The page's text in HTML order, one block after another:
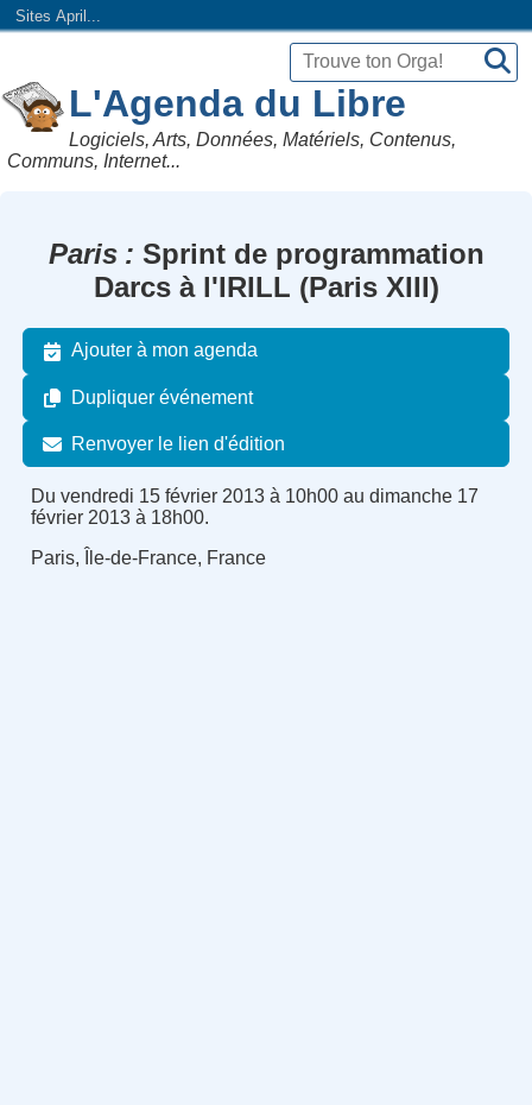
Sites April...
L'Agenda du Libre
Logiciels, Arts, Données, Matériels, Contenus,
Communs, Internet...
Paris
Sprint de programmation
Darcs à l'IRILL (Paris XIII)
Ajouter à mon agenda
Dupliquer événement
Renvoyer le lien d'édition
Du vendredi 15 février 2013 à 10h00 au dimanche 17
février 2013 à 18h00.
Paris, Île-de-France, France